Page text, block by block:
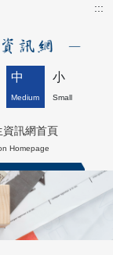
:::
中
Medium
小
Small
資訊網首頁
Homepage